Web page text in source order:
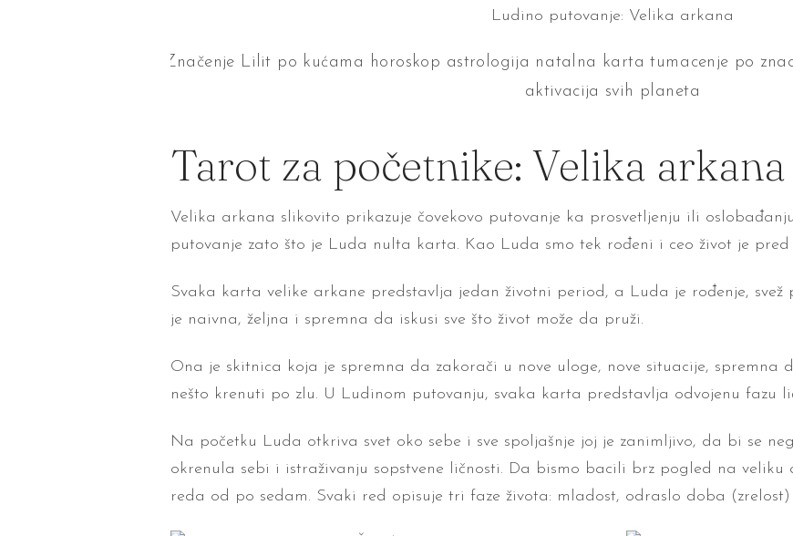
Ludino putovanje: Velika arkana
Tarot za početnike: Velika arkana
Velika arkana slikovito prikazuje čovekovo putovanje ka prosvetljenju ili
putovanje zato što je Luda nulta karta. Kao Luda smo tek rođeni i ceo život je pred
Svaka karta velike arkane predstavlja jedan životni period, a Luda je rođenje,
je naivna, željna i spremna da iskusi sve što život može da pruži.
Ona je skitnica koja je spremna da zakorači u nove uloge, nove situacije, spremna
nešto krenuti po zlu. U Ludinom putovanju, svaka karta predstavlja odvojenu fazu
Na početku Luda otkriva svet oko sebe i sve spoljašnje joj je zanimljivo, da bi se
okrenula sebi i istraživanju sopstvene ličnosti. Da bismo bacili brz pogled na
reda od po sedam. Svaki red opisuje tri faze života: mladost, odraslo doba